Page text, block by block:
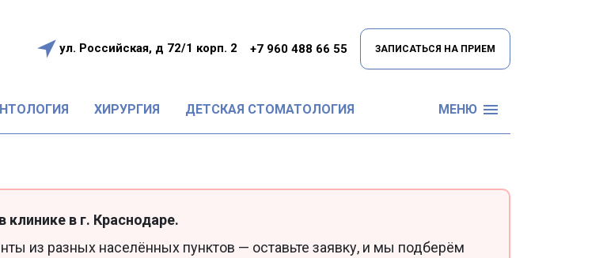
ул. Российская, д 72/1 корп. 2 +7 960 488 66 55 ЗАПИСАТЬСЯ НА ПРИЕМ
ХИРУРГИЯ ДЕТСКАЯ СТОМАТОЛОГИЯ МЕНЮ
клинике в г. Краснодаре.
из разных населённых пунктов — оставьте заявку, и мы подберём